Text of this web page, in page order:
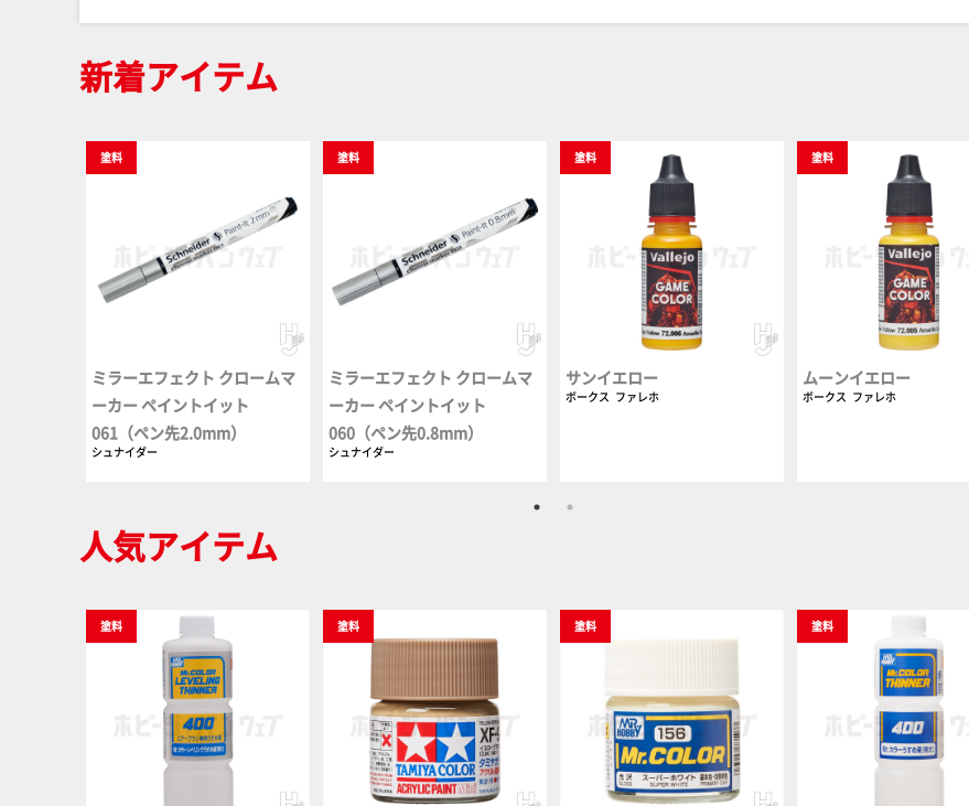
新着アイテム
塗料
ミラーエフェクト クロームマ
ーカー ペイントイット
061（ペン先2.0mm）
シュナイダー
塗料
ミラーエフェクト クロームマ
ーカー ペイントイット
060（ペン先0.8mm）
シュナイダー
塗料
サンイエロー
ボークス ファレホ
塗料
ムーンイエロー
ボークス ファレホ
人気アイテム
塗料 塗料 塗料 塗料